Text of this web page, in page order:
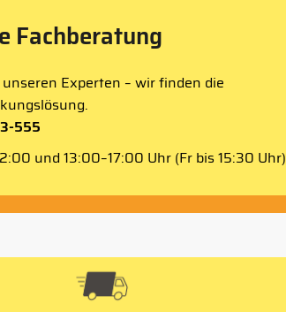
Fachberatung
Experten – wir finden die
555
und 13:00–17:00 Uhr (Fr bis 15:30 Uhr)